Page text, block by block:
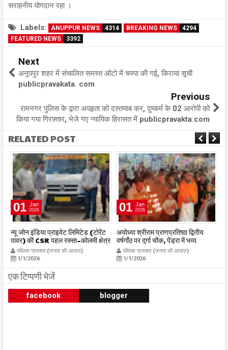
सराहनीय योगदान रहा ।
Labels: ANUPPUR NEWS 4314 BREAKING NEWS
4294
FEATURED NEWS
3392
Next
अनूपपुर शहर में संचालित समस्त ऑटो में चस्पा की गई, किराया सूची
publicpravakata. com
Previous
रामनगर पुलिस के द्वारा अपहृता को दस्तयाब कर, दुष्कर्म के 02 आरोपी को
किया गया गिरफ़्तार, भेजे गए न्यायिक हिरासत में publicpravakta.com
RELATED POST
01 Jan
2026
न्यू जोन इंडिया प्राइवेट लिमिटेड (टोरेंट
पावर) की CSR पहल रक्सा–कोलमी क्षेत्र
में चलित अस्पताल एम्बुलेंस सेवा का
शुभारंभ publicpravakta.com
पब्लिक प्रवक्ता (जनता की आवाज़)
1/1/2026
01 Jan
2026
अयोध्या श्रीराम प्राणप्रतिष्ठा द्वितीय
वर्षगाँठ पर दुर्गा चौक, पेंड्रा में भव्य
महाआरती सम्पन्न
publicpravakta.com
पब्लिक प्रवक्ता (जनता की आवाज़)
1/1/2026
एक टिप्पणी भेजें
facebook blogger